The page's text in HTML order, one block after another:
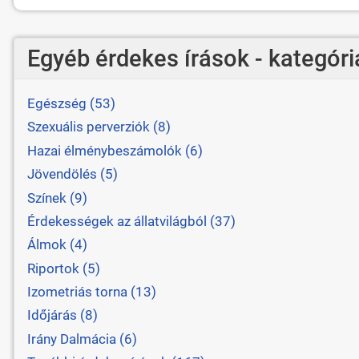
Egyéb érdekes írások -
Egészség (53)
Szexuális perverziók (8)
Hazai élménybeszámolók (6)
Jövendölés (5)
Színek (9)
Érdekességek az állatvilágból (37)
Álmok (4)
Riportok (5)
Izometriás torna (13)
Időjárás (8)
Irány Dalmácia (6)